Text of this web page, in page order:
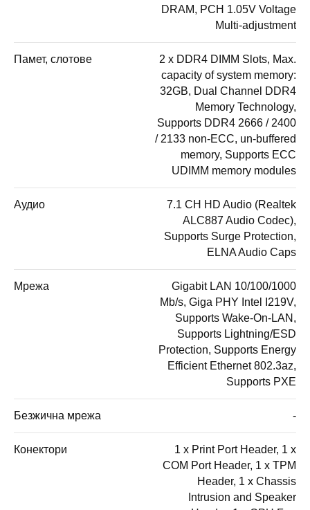
DRAM, PCH 1.05V Voltage
Multi-adjustment
Памет, слотове
2 x DDR4 DIMM Slots, Max.
capacity of system memory:
32GB, Dual Channel DDR4
Memory Technology,
Supports DDR4 2666 / 2400
/ 2133 non-ECC, un-buffered
memory, Supports ECC
UDIMM memory modules
Аудио
7.1 CH HD Audio (Realtek
ALC887 Audio Codec),
Supports Surge Protection,
ELNA Audio Caps
Мрежа
Gigabit LAN 10/100/1000
Mb/s, Giga PHY Intel I219V,
Supports Wake-On-LAN,
Supports Lightning/ESD
Protection, Supports Energy
Efficient Ethernet 802.3az,
Supports PXE
Безжична мрежа -
Конектори
1 x Print Port Header, 1 x
COM Port Header, 1 x TPM
Header, 1 x Chassis
Intrusion and Speaker